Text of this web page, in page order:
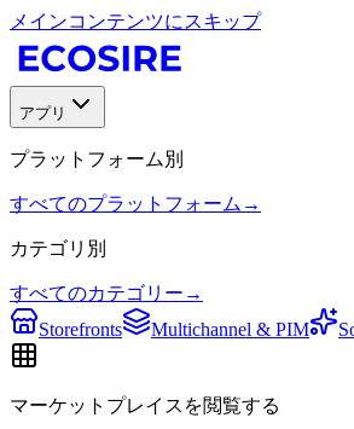
メインコンテンツにスキップ
アプリ
プラットフォーム別
すべてのプラットフォーム →
カテゴリ別
すべてのカテゴリー →
Storefronts
Multichannel & PIM
マーケットプレイスを閲覧する